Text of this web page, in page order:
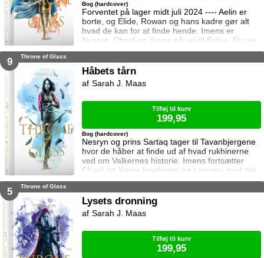
Forventet på lager midt juli 2024 ---- Aelin er
borte, og Elide, Rowan og hans kadre gør alt
hvad de kan for at finde hende. Imens er
Nesryn, Chaol og Yrene på vej til Erilea. En vej
der fører dem forbi Chaols barndomshjem hvor
Aedion mod Erawans fremrykkende styrker og
indgået. Og Dorian og Manon må vælge om de
Bog (hardcover)
9 Throne of Glass
Håbets tårn
Nesryn og prins Sartaq tager til Tavanbjergene
hvor de håber at finde ud af hvad rukhinerne
ved om Valkernes historie. Imens fortsætter
Chaol og Yrene healingen og kampen mod det
mystiske mørke som lurer inden i ham. Men
deres venner derhjemme.
Bog (hardcover)
Sarah J. Maas
Tilføj til kurv
199,95
5 Throne of Glass
Lysets dronning
Sarah J. Maas
Tilføj til kurv
199,95